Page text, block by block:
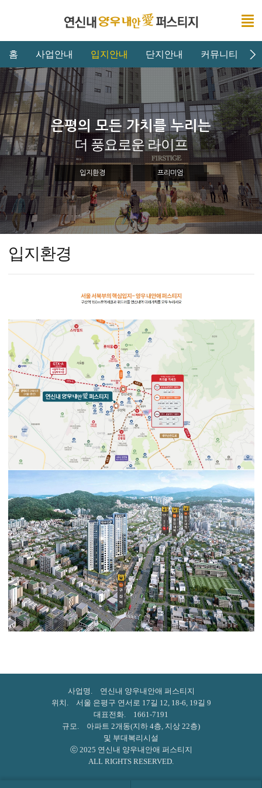
홈 사업안내 입지안내 단지안내 커뮤니티
은평의 모든 가치를 누리는
더 풍요로운 라이프
입지환경 프리미엄
입지환경
사업명. 연신내 양우내안애 퍼스티지
위치. 서울 은평구 연서로 17길 12, 18-6, 19길 9
대표전화. 1661-7191
규모. 아파트 2개동(지하 4층, 지상 22층)
및 부대복리시설
ⓒ 2025 연신내 양우내안애 퍼스티지
ALL RIGHTS RESERVED.